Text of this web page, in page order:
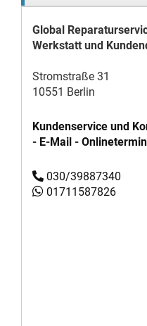
Global
Werkstatt und
Stromstraße 31
10551 Berlin
Kundenservice und
- E-Mail - Onlinetermin
030/39887340
01711587826